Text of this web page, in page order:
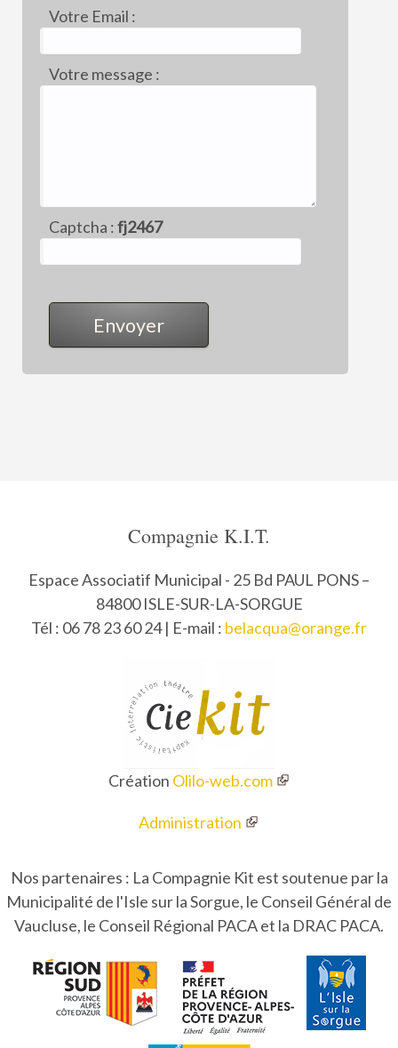
Votre Email :
Votre message :
Captcha :fj2467
Compagnie K.I.T.
Espace Associatif Municipal - 25 Bd PAUL PONS –
84800 ISLE-SUR-LA-SORGUE
Tél : 06 78 23 60 24 | E-mail : belacqua@orange.fr
Création Olilo-web.com
Administration
Nos partenaires : La Compagnie Kit est soutenue par la
Municipalité de l'Isle sur la Sorgue, le Conseil Général de
Vaucluse, le Conseil Régional PACA et la DRAC PACA.